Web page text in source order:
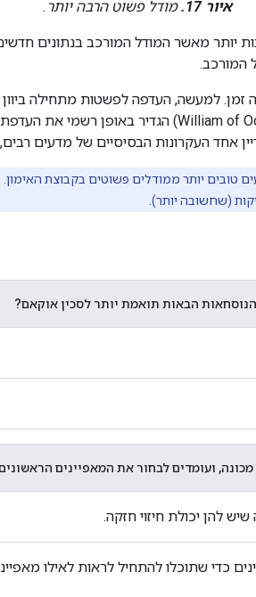
איור 17. מודל פשוט הרבה יותר.
יותר מאשר המודל המורכב בנתונים
המורכב.
למעשה, העדפה לפשטות מתחילה ביוון
אחד העקרונות הבסיסיים של מדעים
טובים יותר ממודלים פשוטים בקבוצת
(שחשובה יותר).
הבאות תואמת יותר לסכין אוקאם?
ועומדים לבחור את המאפיינים
כדי שתוכלו להתחיל לראות לאילו